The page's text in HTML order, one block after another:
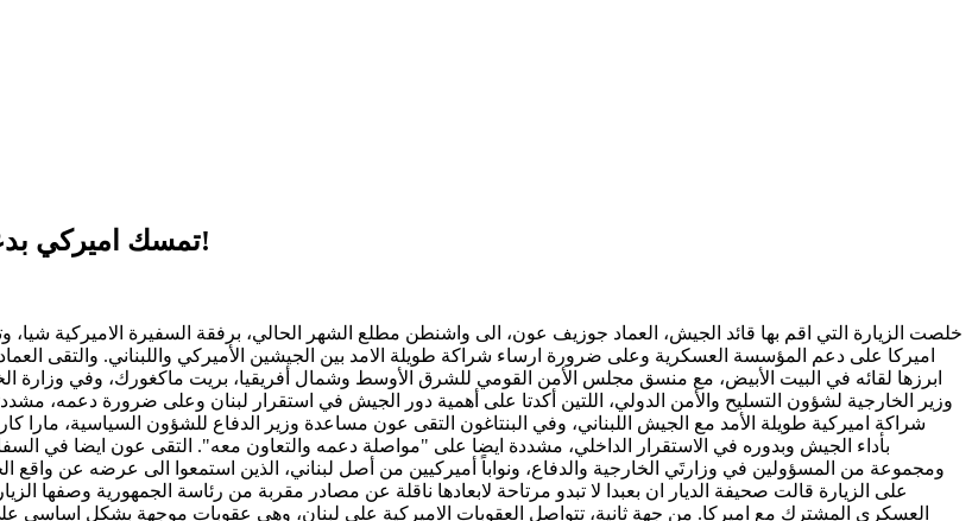
تمسك اميركي بدعم الجيش اللبناني، بمقارعة حزب الله حلفائه والفساد!
خلصت الزيارة التي اقم بها قائد الجيش، العماد جوزيف عون، الى واشنطن مطلع الشهر الحالي، برفقة السفيرة الاميركية شيا،
اميركا على دعم المؤسسة العسكرية وعلى ضرورة ارساء شراكة طويلة الامد بين الجيشين الأميركي واللبناني. والتقى
ابرزها لقائه في البيت الأبيض، مع منسق مجلس الأمن القومي للشرق الأوسط وشمال أفريقيا، بريت ماكغورك، وفي وزارة
وزير الخارجية لشؤون التسليح والأمن الدولي، اللتين أكدتا على أهمية دور الجيش في استقرار لبنان وعلى ضرورة دعمه،
شراكة اميركية طويلة الأمد مع الجيش اللبناني، وفي البنتاغون التقى عون مساعدة وزير الدفاع للشؤون السياسية، مارا
بأداء الجيش وبدوره في الاستقرار الداخلي، مشددة ايضا على "مواصلة دعمه والتعاون معه". التقى عون ايضا في
ومجموعة من المسؤولين في وزارتَي الخارجية والدفاع، ونواباً أميركيين من أصل لبناني، الذين استمعوا الى عرضه عن
على الزيارة قالت صحيفة الديار ان بعبدا لا تبدو مرتاحة لابعادها ناقلة عن مصادر مقربة من رئاسة الجمهورية وصفها
العسكري المشترك مع اميركا. من جهة ثانية، تتواصل العقوبات الاميركية على لبنان، وهي عقوبات موجهة بشكل اساسي